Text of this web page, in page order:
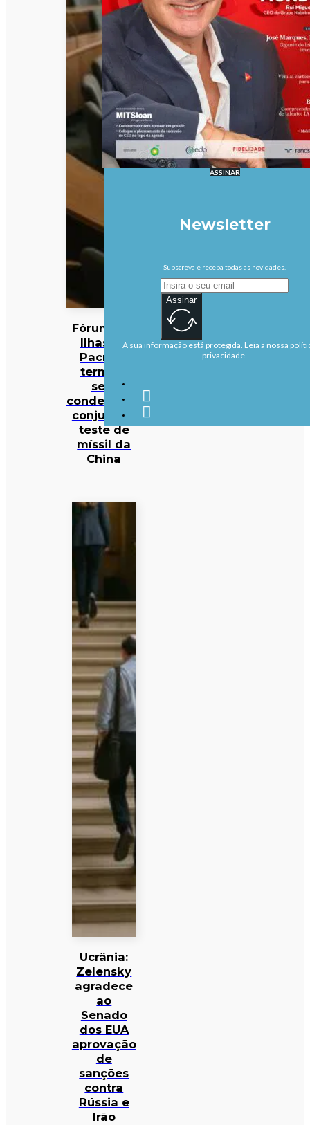
Fórum das
Ilhas do
Pacífico
termina
sem
condenação
conjunta a
teste de
míssil da
China
Ucrânia:
Zelensky
agradece
ao
Senado
dos EUA
aprovação
de
sanções
contra
Rússia e
Irão
ASSINAR
Newsletter
Subscreva e receba todas as novidades.
Assinar
A sua informação está protegida. Leia a nossa
privacidade.